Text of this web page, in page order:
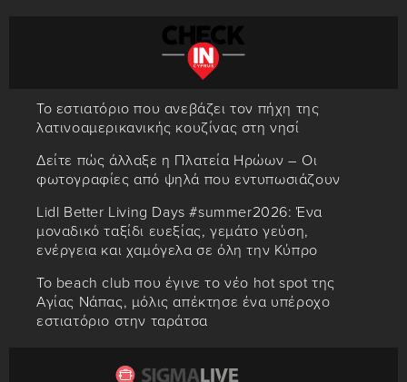
Το εστιατόριο που ανεβάζει τον πήχη της
λατινοαμερικανικής κουζίνας στη νησί
Δείτε πώς άλλαξε η Πλατεία Ηρώων – Οι
φωτογραφίες από ψηλά που εντυπωσιάζουν
Lidl Better Living Days #summer2026: Ένα
μοναδικό ταξίδι ευεξίας, γεμάτο γεύση,
ενέργεια και χαμόγελα σε όλη την Κύπρο
Το beach club που έγινε το νέο hot spot της
Αγίας Νάπας, μόλις απέκτησε ένα υπέροχο
εστιατόριο στην ταράτσα